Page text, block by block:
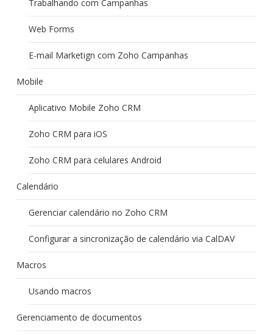
Trabalhando com Campanhas
Web Forms
E-mail Marketign com Zoho Campanhas
Mobile
Aplicativo Mobile Zoho CRM
Zoho CRM para iOS
Zoho CRM para celulares Android
Calendário
Gerenciar calendário no Zoho CRM
Configurar a sincronização de calendário via CalDAV
Macros
Usando macros
Gerenciamento de documentos